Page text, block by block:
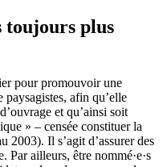
toujours plus
pour promouvoir une
paysagistes, afin qu’elle
et qu’ainsi soit
» – censée constituer la
2003). Il s’agit d’assurer des
Par ailleurs, être nommé·e·s